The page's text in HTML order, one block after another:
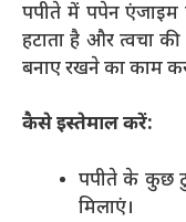
पपीते में पपेन एंजाइम
हटाता है और त्वचा
बनाए रखने का काम
कैसे इस्तेमाल करें:
पपीते के कुछ
मिलाएं।